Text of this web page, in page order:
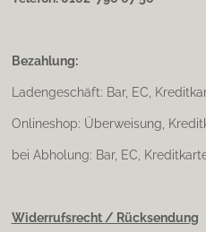
Bezahlung:
Ladengeschäft: Bar, EC,
Onlineshop: Überweisung,
bei Abholung: Bar, EC,
Widerrufsrecht / Rücksendung